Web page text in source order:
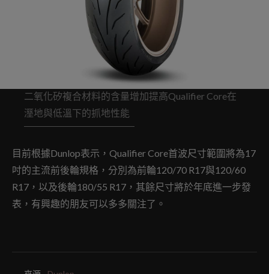
二氧化矽複合材料的含量增加提高Qualifier Core在
溼地與低溫下的抓地性能
目前根據Dunlop表示，Qualifier Core首波尺寸範圍將為17
吋的主流前後輪規格，分別為前輪120/70 R17與120/60
R17，以及後輪180/55 R17，其餘尺寸將於年底進一步發
表，有興趣的朋友可以多多關注了。